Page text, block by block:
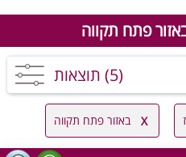
פתח תקווה
(5) תוצאות
באזור פתח תקווה